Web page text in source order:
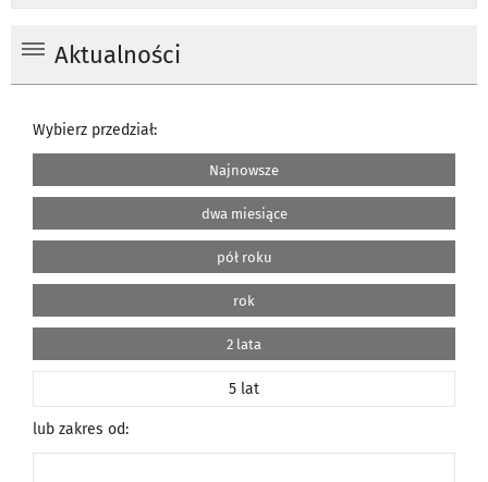
Aktualności
Wybierz przedział:
Najnowsze
dwa miesiące
pół roku
rok
2 lata
5 lat
lub zakres od: